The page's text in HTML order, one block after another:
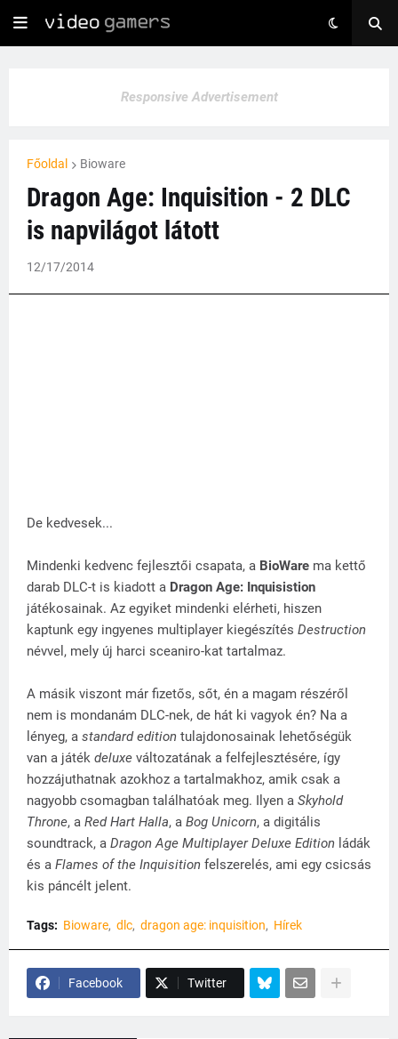
Responsive Advertisement
Főoldal Bioware
Dragon Age: Inquisition - 2 DLC
is napvilágot látott
12/17/2014
De kedvesek...
Mindenki kedvenc fejlesztői csapata, a BioWare ma kettő
darab DLC-t is kiadott a Dragon Age: Inquisistion
játékosainak. Az egyiket mindenki elérheti, hiszen
kaptunk egy ingyenes multiplayer kiegészítés Destruction
névvel, mely új harci sceaniro-kat tartalmaz.
A másik viszont már fizetős, sőt, én a magam részéről
nem is mondanám DLC-nek, de hát ki vagyok én? Na a
lényeg, a standard edition tulajdonosainak lehetőségük
van a játék deluxe változatának a felfejlesztésére, így
hozzájuthatnak azokhoz a tartalmakhoz, amik csak a
nagyobb csomagban találhatóak meg. Ilyen a Skyhold
Throne, a Red Hart Halla, a Bog Unicorn, a digitális
soundtrack, a Dragon Age Multiplayer Deluxe Edition ládák
és a Flames of the Inquisition felszerelés, ami egy csicsás
kis páncélt jelent.
Tags: Bioware dlc dragon age: inquisition Hírek
Facebook Twitter